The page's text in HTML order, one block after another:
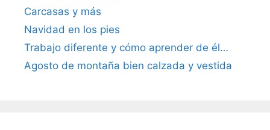
Carcasas y más
Navidad en los pies
Trabajo diferente y cómo aprender de él…
Agosto de montaña bien calzada y vestida